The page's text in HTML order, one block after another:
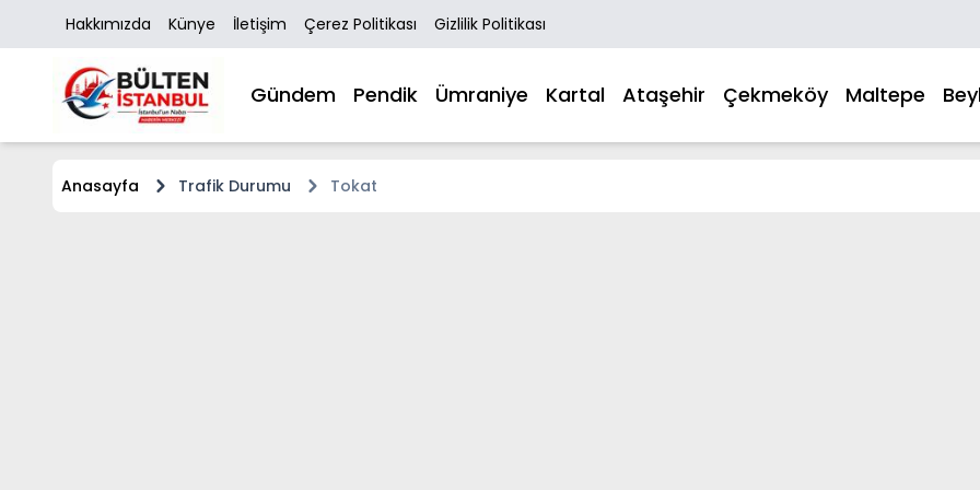
Hakkımızda Künye İletişim Çerez Politikası Gizlilik Politikası
Gündem Pendik Ümraniye Kartal Ataşehir Çekmeköy Maltepe
Anasayfa Trafik Durumu Tokat